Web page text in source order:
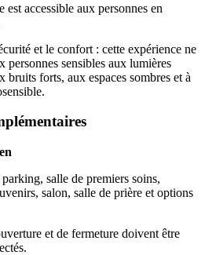
est accessible aux personnes en
et le confort : cette expérience ne
personnes sensibles aux lumières
bruits forts, aux espaces sombres et à
salle de premiers soins,
salon, salle de prière et options
et de fermeture doivent être